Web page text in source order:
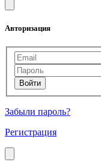
Авторизация
Забыли пароль?
Регистрация